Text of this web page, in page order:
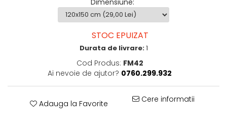
Dimensiune:
STOC EPUIZAT
Durata de livrare:1
Cod Produs: FM42
Ai nevoie de ajutor? 0760.299.932
Adauga la Favorite Cere informatii